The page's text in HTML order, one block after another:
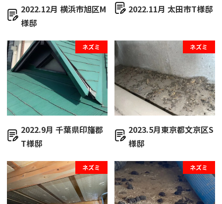
2022.12月 横浜市旭区M
様邸
2022.11月 太田市T様邸
ネズミ
2022.9月 千葉県印旛郡
T様邸
ネズミ
2023.5月東京都文京区S
様邸
ネズミ ネズミ